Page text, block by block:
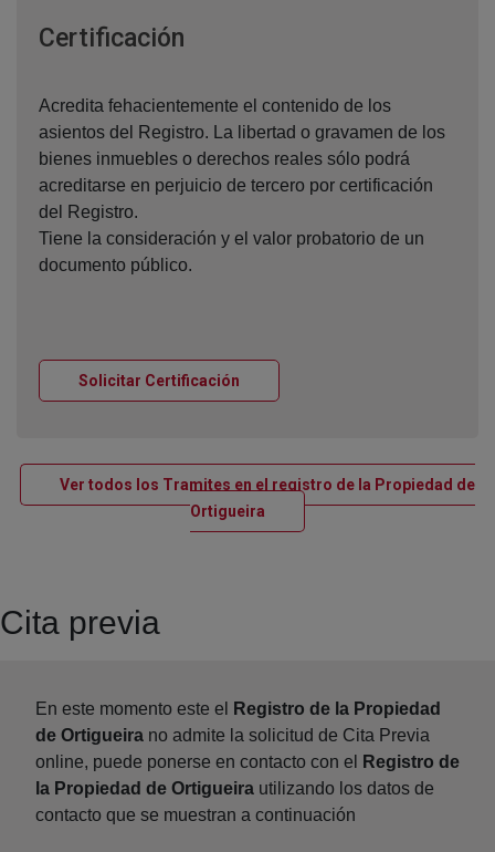
Certificación
Acredita fehacientemente el contenido de los
asientos del Registro. La libertad o gravamen de los
bienes inmuebles o derechos reales sólo podrá
acreditarse en perjuicio de tercero por certificación
del Registro.
Tiene la consideración y el valor probatorio de un
documento público.
Solicitar Certificación
Ver todos los Tramites en el registro de la Propiedad de
Ortigueira Ventana nueva
Cita previa
En este momento este el
Registro de la Propiedad
de Ortigueira no admite la solicitud de Cita Previa
online, puede ponerse en contacto con el
Registro de
la Propiedad de Ortigueira utilizando los datos de
contacto que se muestran a continuación